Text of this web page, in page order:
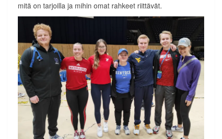
mitä on tarjoilla ja mihin omat rahkeet riittävät.